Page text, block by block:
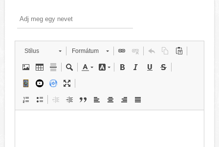
Stílus Formátum